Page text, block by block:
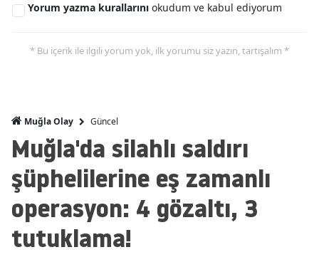
Yorum yazma kurallarını okudum ve kabul ediyorum
* Bu içerik ile ilgili yorum yok, ilk yorumu siz yazın, tartışalım *
Muğla Olay Güncel
Muğla'da silahlı saldırı
şüphelilerine eş zamanlı
operasyon: 4 gözaltı, 3
tutuklama!